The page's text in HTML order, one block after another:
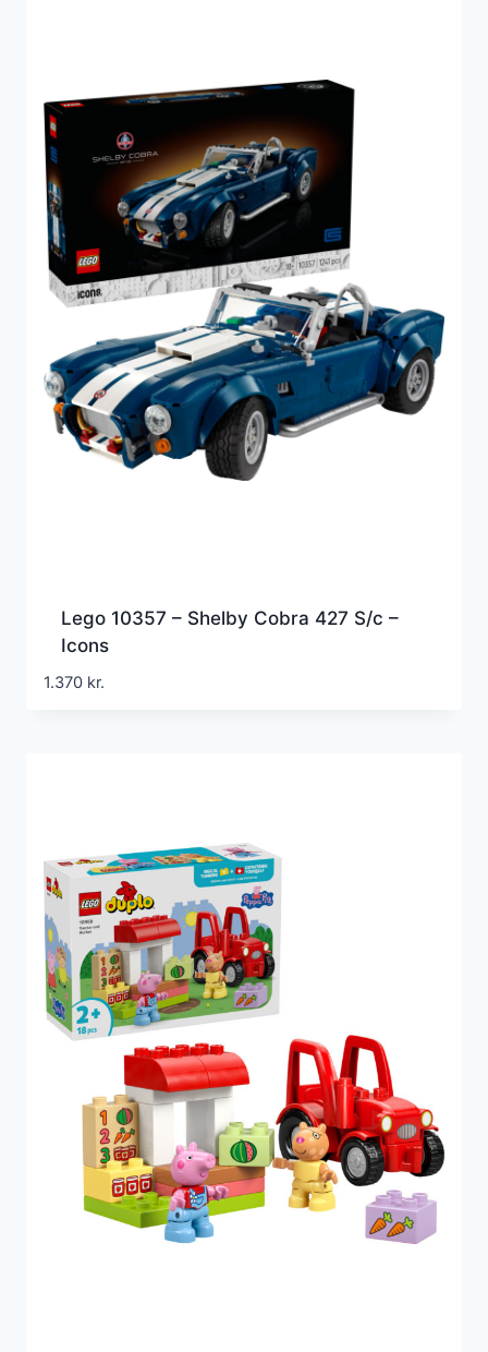
Lego 10357 – Shelby Cobra 427 S/c –
Icons
1.370 kr.